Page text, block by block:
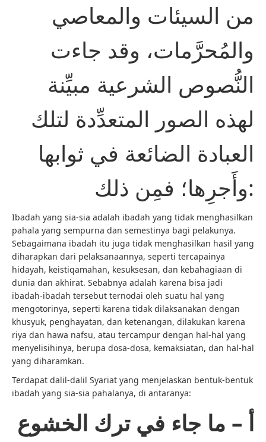
من السيئات والمعاصي
والمُحرَّمات، وقد جاءت
النُّصوص الشرعية مبيِّنة
لهذه الصور المتعدِّدة لتلك
العبادة الضائعة في ثوابها
وأَجرِها؛ فمِن ذلك:
Ibadah yang sia-sia adalah ibadah yang tidak menghasilkan
pahala yang sempurna dan semestinya bagi pelakunya.
Sebagaimana ibadah itu juga tidak menghasilkan hasil yang
diharapkan dari pelaksanaannya, seperti tercapainya
hidayah, keistiqamahan, kesuksesan, dan kebahagiaan di
dunia dan akhirat. Sebabnya adalah karena bisa jadi
ibadah-ibadah tersebut ternodai oleh suatu hal yang
mengotorinya, seperti karena tidak dilaksanakan dengan
khusyuk, penghayatan, dan ketenangan, dilakukan karena
riya dan hawa nafsu, atau tercampur dengan hal-hal yang
menyelisihinya, berupa dosa-dosa, kemaksiatan, dan hal-hal
yang diharamkan.
Terdapat dalil-dalil Syariat yang menjelaskan bentuk-bentuk
ibadah yang sia-sia pahalanya, di antaranya:
أ – ما جاء في ترك الخشوع